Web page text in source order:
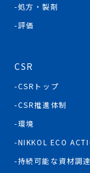
処方・製剤
評価
CSR
CSRトップ
CSR推進体制
環境
NIKKOL ECO
持続可能な資材調達